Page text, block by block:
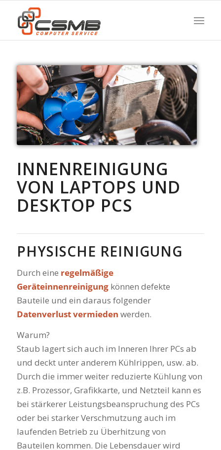
INNENREINIGUNG
VON LAPTOPS UND
DESKTOP PCS
PHYSISCHE REINIGUNG
Durch eine regelmäßige
Geräteinnenreinigungkönnen defekte
Bauteile und ein daraus folgender
Datenverlust vermieden werden.
Warum?
Staub lagert sich auch im Inneren Ihrer PCs ab
und deckt unter anderem Kühlrippen, usw. ab.
Durch die immer weiter reduzierte Kühlung von
z.B. Prozessor, Grafikkarte, und Netzteil kann es
bei stärkerer Leistungsbeanspruchung des PCs
oder bei starker Verschmutzung auch im
laufenden Betrieb zu Überhitzung von
Bauteilen kommen. Die Lebensdauer wird